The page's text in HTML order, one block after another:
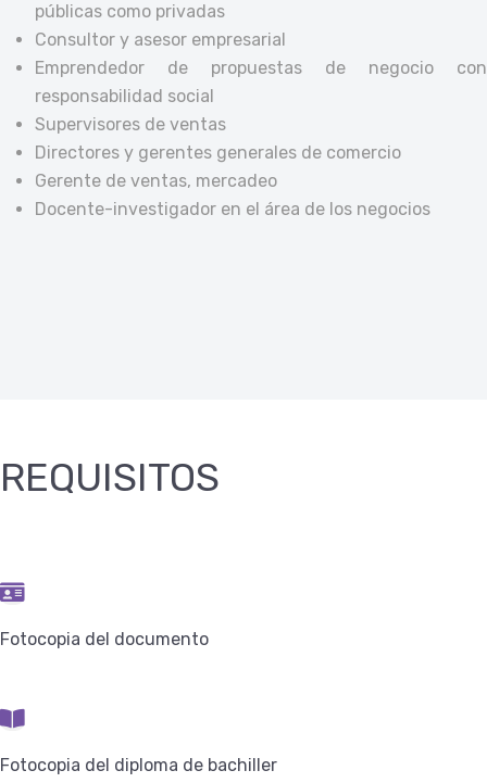
públicas como privadas
Consultor y asesor empresarial
Emprendedor de propuestas de negocio con
responsabilidad social
Supervisores de ventas
Directores y gerentes generales de comercio
Gerente de ventas, mercadeo
Docente-investigador en el área de los negocios
REQUISITOS
Fotocopia del documento
Fotocopia del diploma de bachiller